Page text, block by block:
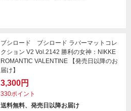
ブシロード ブシロード ラバーマットコレ
クション V2 Vol.2142 勝利の女神：NIKKE
ROMANTIC VALENTINE 【発売日以降のお
届け】
3,300円
330ポイント
送料無料、発売日以降お届け